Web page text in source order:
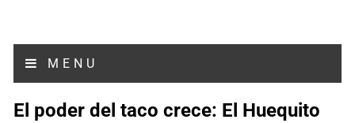
MENU
El poder del taco crece: El Huequito